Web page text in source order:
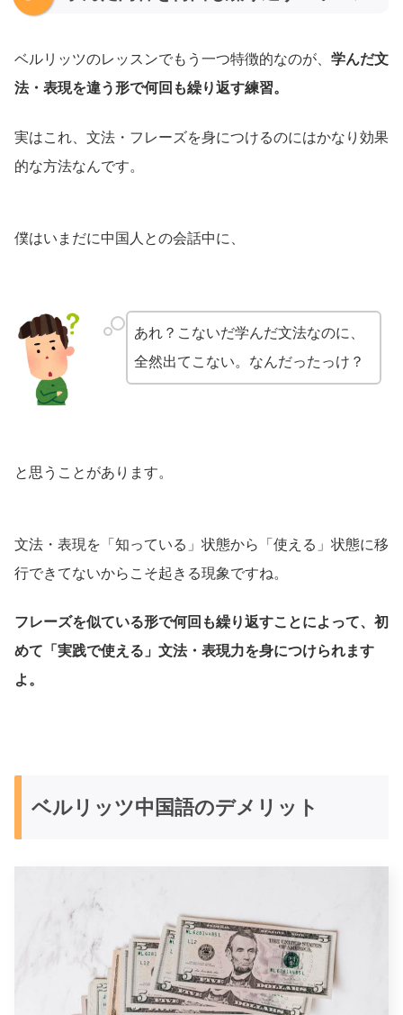
ベルリッツのレッスンでもう一つ特徴的なのが、 学んだ文
法・表現を違う形で何回も繰り返す練習。
実はこれ、文法・フレーズを身につけるのにはかなり効果
的な方法なんです。
僕はいまだに中国人との会話中に、
あれ？こないだ学んだ文法なのに、
全然出てこない。なんだったっけ？
と思うことがあります。
文法・表現を「知っている」状態から「使える」状態に移
行できてないからこそ起きる現象ですね。
フレーズを似ている形で何回も繰り返すことによって、初
めて「実践で使える」文法・表現力を身につけられます
よ。
ベルリッツ中国語のデメリット